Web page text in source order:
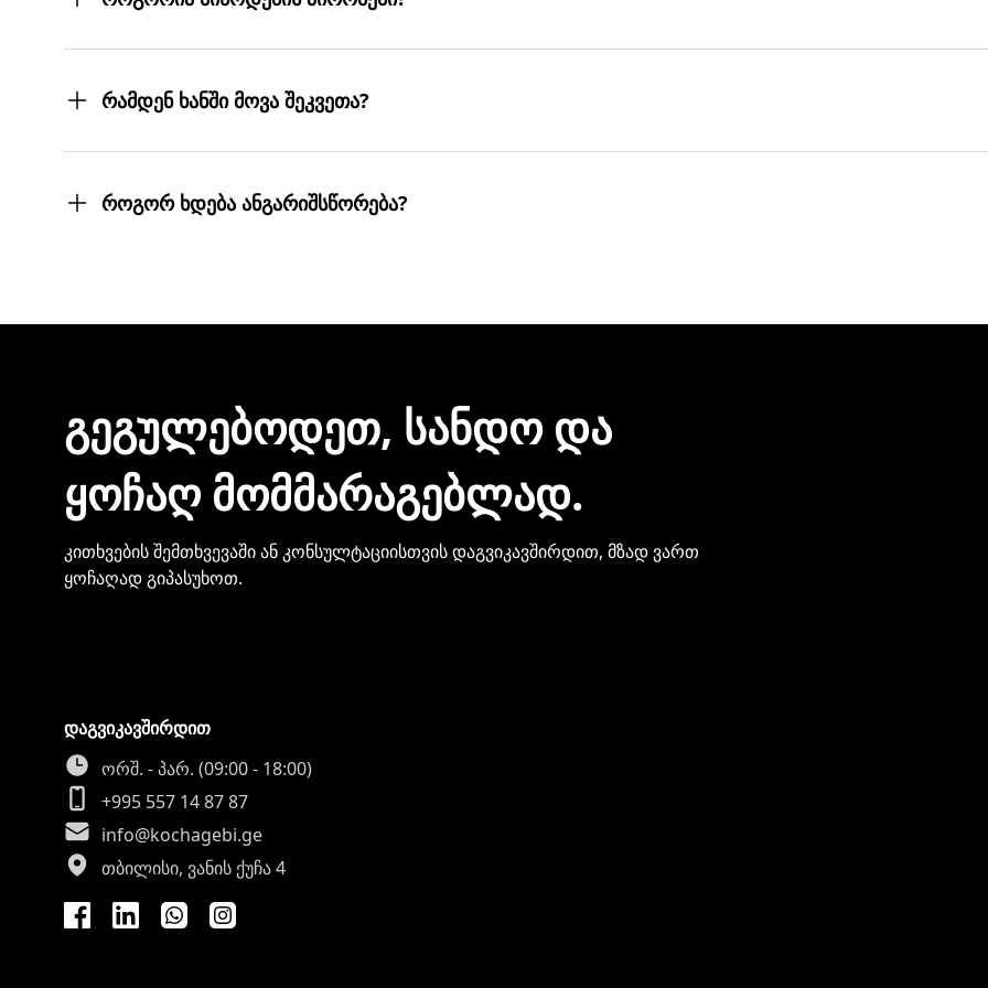
სასურველ მისამართებზე მოგიტანთ. მიტანის სერვისი უფასოა.
რამდენ ხანში მოვა შეკვეთა?
თუმცა, ჩვენ ისეთი ყოჩაღები ვართ, 3 სამუშაო დღეც არ დაგვჭირდება.
როგორ ხდება ანგარიშსწორება?
ᲒᲔᲒᲣᲚᲔᲑᲝᲓᲔᲗ, ᲡᲐᲜᲓᲝ ᲓᲐ
ᲧᲝᲩᲐᲦ ᲛᲝᲛᲛᲐᲠᲐᲒᲔᲑᲚᲐᲓ.
კითხვების შემთხვევაში ან კონსულტაციისთვის დაგვიკავშირდით, მზად ვართ
ყოჩაღად გიპასუხოთ.
დაგვიკავშირდით
ორშ. - პარ. (09:00 - 18:00)
+995 557 14 87 87
info@kochagebi.ge
თბილისი, ვანის ქუჩა 4